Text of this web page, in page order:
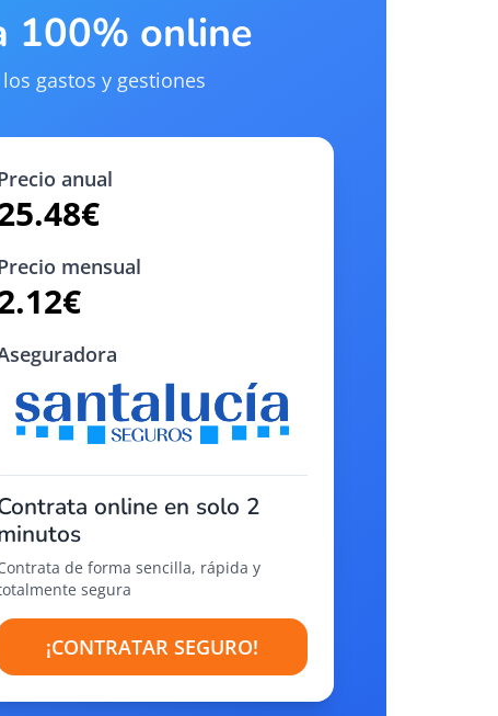
100% online
gastos y gestiones
anual
€
mensual
€
online en solo 2
de forma sencilla, rápida y
segura
¡CONTRATAR SEGURO!